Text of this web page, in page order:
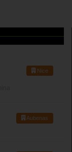
Nice
Aubenas